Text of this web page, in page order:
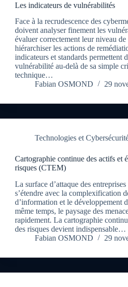
Les indicateurs de vulnérabilités
Face à la recrudescence des
doivent analyser finement les
évaluer correctement leur niveau
hiérarchiser les actions de
indicateurs et standards permettent
vulnérabilité au-delà de sa simple
technique…
Fabian OSMOND
29
Technologies et
Cartographie continue des actifs et
risques (CTEM)
La surface d’attaque des entreprises
s’étendre avec la complexification
d’information et le développement
même temps, le paysage des
rapidement. La cartographie
des risques devient indispensable…
Fabian OSMOND
29